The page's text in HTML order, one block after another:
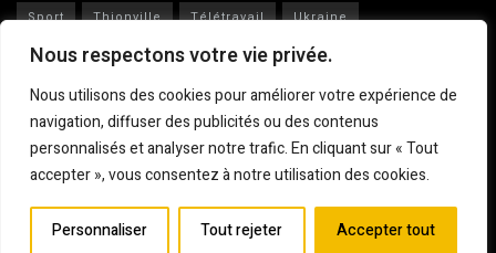
Nous respectons votre vie privée.
Nous utilisons des cookies pour améliorer votre expérience de
navigation, diffuser des publicités ou des contenus
personnalisés et analyser notre trafic. En cliquant sur « Tout
accepter », vous consentez à notre utilisation des cookies.
Personnaliser Tout rejeter Accepter tout
Sport
Thionville Télétravail
Ukraine
Vianney Huguenot
Ville de Metz
Mentions légales
© 2023Le Courrier Messin